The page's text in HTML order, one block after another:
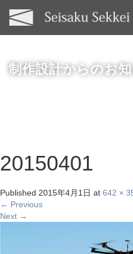
制作設計からのお
20150401
Published 2015年4月1日 at 642 ×
← Previous
Next →